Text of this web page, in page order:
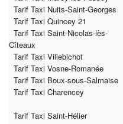
Tarif Taxi Nuits-Saint-Georges
Tarif Taxi Quincey 21
Tarif Taxi Saint-Nicolas-lès-
Cîteaux
Tarif Taxi Villebichot
Tarif Taxi Vosne-Romanée
Tarif Taxi Boux-sous-Salmaise
Tarif Taxi Charencey
Tarif Taxi Saint-Hélier